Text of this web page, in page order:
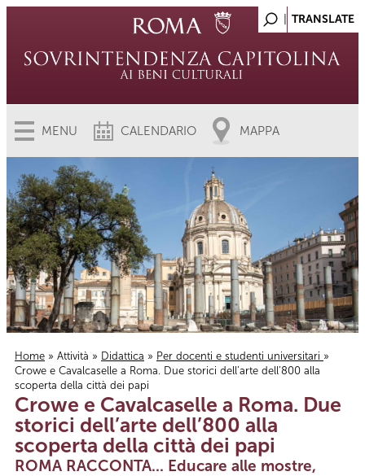
MENU CALENDARIO MAPPA
Tu sei qui
Home » Attività » Didattica » Per docenti e studenti universitari »
Crowe e Cavalcaselle a Roma. Due storici dell’arte dell’800 alla
scoperta della città dei papi
Crowe e Cavalcaselle a Roma. Due
storici dell’arte dell’800 alla
scoperta della città dei papi
ROMA RACCONTA... Educare alle mostre,